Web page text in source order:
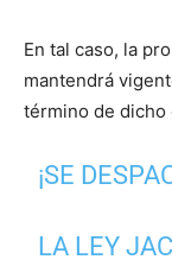
En tal caso, la
mantendrá
término de dicho
¡SE
LA LEY